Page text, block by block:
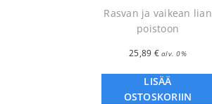
Rasvan ja vaikean lian
poistoon
25,89 € alv. 0%
LISÄÄ
OSTOSKORIIN